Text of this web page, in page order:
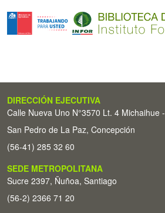
DIRECCIÓN EJECUTIVA
Calle Nueva Uno N°3570 Lt. 4 Michaihue -
San Pedro de La Paz, Concepción
(56-41) 285 32 60
SEDE METROPOLITANA
Sucre 2397, Ñuñoa, Santiago
(56-2) 2366 71 20